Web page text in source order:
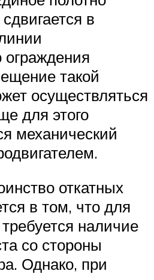
в
ограждения
такой
осуществляться
для этого
механический
откатных
в том, что для
наличие
со стороны
Однако, при